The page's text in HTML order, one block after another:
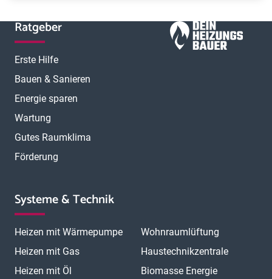
Ratgeber
Erste Hilfe
Bauen & Sanieren
Energie sparen
Wartung
Gutes Raumklima
Förderung
Systeme & Technik
Heizen mit Wärmepumpe
Heizen mit Gas
Heizen mit Öl
Wohnraumlüftung
Haustechnikzentrale
Biomasse Energie